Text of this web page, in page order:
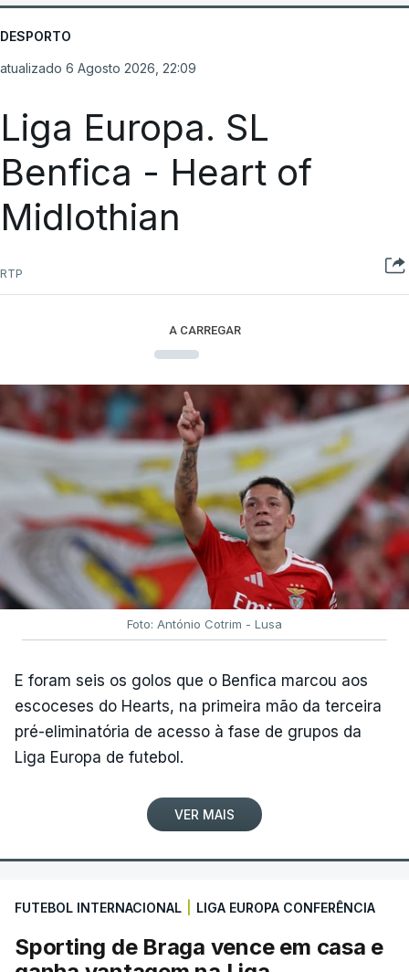
DESPORTO
atualizado 6 Agosto 2026, 22:09
Liga Europa. SL
Benfica - Heart of
Midlothian
RTP
A CARREGAR
Foto: António Cotrim - Lusa
E foram seis os golos que o Benfica marcou aos
escoceses do Hearts, na primeira mão da terceira
pré-eliminatória de acesso à fase de grupos da
Liga Europa de futebol.
VER MAIS
FUTEBOL INTERNACIONAL LIGA EUROPA CONFERÊNCIA
Sporting de Braga vence em casa e